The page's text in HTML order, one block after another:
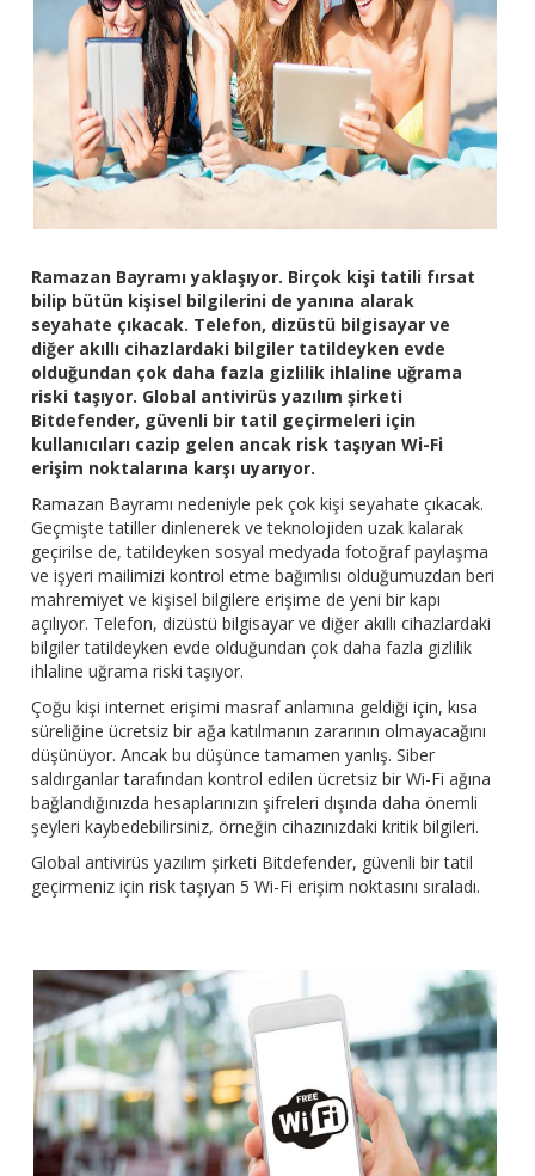
Ramazan Bayramı yaklaşıyor. Birçok kişi tatili fırsat
bilip bütün kişisel bilgilerini de yanına alarak
seyahate çıkacak. Telefon, dizüstü bilgisayar ve
diğer akıllı cihazlardaki bilgiler tatildeyken evde
olduğundan çok daha fazla gizlilik ihlaline uğrama
riski taşıyor. Global antivirüs yazılım şirketi
Bitdefender, güvenli bir tatil geçirmeleri için
kullanıcıları cazip gelen ancak risk taşıyan Wi-Fi
erişim noktalarına karşı uyarıyor.
Ramazan Bayramı nedeniyle pek çok kişi seyahate çıkacak.
Geçmişte tatiller dinlenerek ve teknolojiden uzak kalarak
geçirilse de, tatildeyken sosyal medyada fotoğraf paylaşma
ve işyeri mailimizi kontrol etme bağımlısı olduğumuzdan beri
mahremiyet ve kişisel bilgilere erişime de yeni bir kapı
açılıyor. Telefon, dizüstü bilgisayar ve diğer akıllı cihazlardaki
bilgiler tatildeyken evde olduğundan çok daha fazla gizlilik
ihlaline uğrama riski taşıyor.
Çoğu kişi internet erişimi masraf anlamına geldiği için, kısa
süreliğine ücretsiz bir ağa katılmanın zararının olmayacağını
düşünüyor. Ancak bu düşünce tamamen yanlış. Siber
saldırganlar tarafından kontrol edilen ücretsiz bir Wi-Fi ağına
bağlandığınızda hesaplarınızın şifreleri dışında daha önemli
şeyleri kaybedebilirsiniz, örneğin cihazınızdaki kritik bilgileri.
Global antivirüs yazılım şirketi Bitdefender, güvenli bir tatil
geçirmeniz için risk taşıyan 5 Wi-Fi erişim noktasını sıraladı.